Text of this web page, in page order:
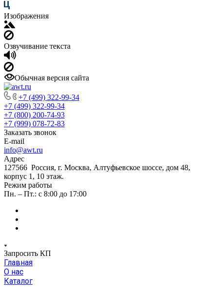
Изображения
Озвучивание текста
Обычная версия сайта
+7 (499) 322-99-34
+7 (499) 322-99-34
+7 (800) 200-74-93
+7 (999) 078-72-83
Заказать звонок
E-mail
info@awt.ru
Адрес
127566 Россия, г. Москва, Алтуфьевское шоссе, дом 48,
корпус 1, 10 этаж.
Режим работы
Пн. – Пт.: с 8:00 до 17:00
Запросить КП
Главная
О нас
Каталог